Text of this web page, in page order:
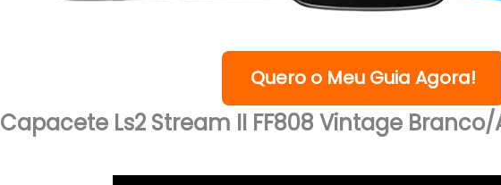
Quero o Meu Guia Agora!
Capacete Ls2 Stream II FF808 Vintage